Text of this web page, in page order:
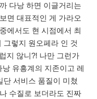
다낭 하면 이글거리는
면 대표적인 게 가라오
에서도 현 시점에서 최
그렇지 원오페라 인 것
지 않니?! 나만 그런가
유흥계의 지존이고 레
단 서비스 품질이 미쳤
수질로 보더라도 진짜